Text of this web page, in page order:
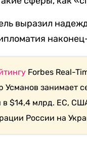
выразил
Forbes Real-
занимает
в $14,4 млрд. ЕС,
России на